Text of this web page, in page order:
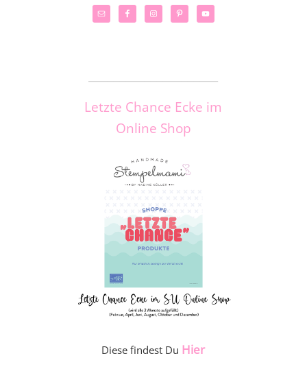
Letzte Chance Ecke im
Online Shop
Diese findest Du Hier